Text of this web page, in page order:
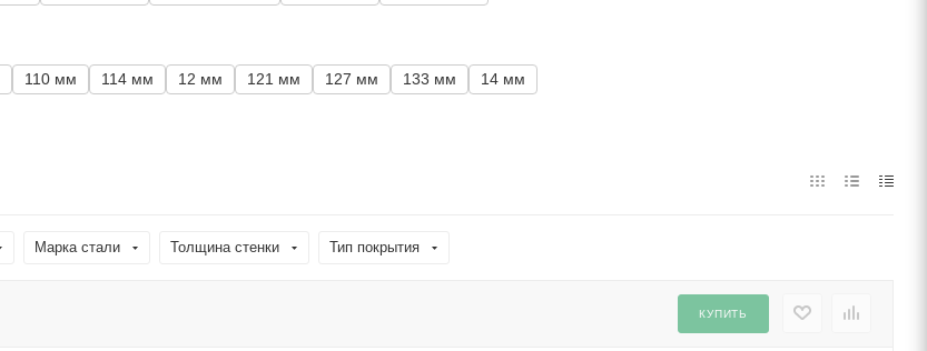
110 мм 114 мм 12 мм 121 мм 127 мм 133 мм
14 мм
Марка стали Толщина стенки Тип покрытия
КУПИТЬ